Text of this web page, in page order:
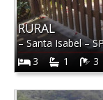
RURAL
–Santa Isabel–
3
1 3